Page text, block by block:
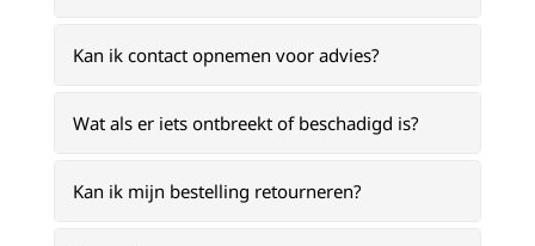
Kan ik contact opnemen voor advies?
Wat als er iets ontbreekt of beschadigd is?
Kan ik mijn bestelling retourneren?